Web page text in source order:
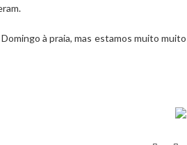
à praia, mas estamos muito muito